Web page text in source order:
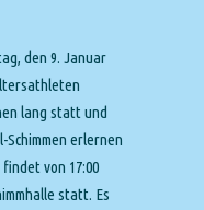
den 9. Januar
lang statt und
erlernen
von 17:00
statt. Es